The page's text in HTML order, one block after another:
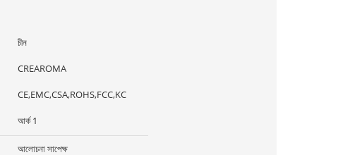
চীন
CREAROMA
CE,EMC,CSA,ROHS,FCC,KC
আর্ক 1
আলোচনা সাপেক্ষ